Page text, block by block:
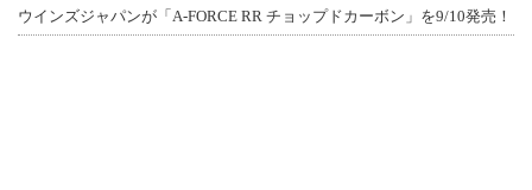
ウインズジャパンが「A-FORCE RR チョップドカーボン」を9/10発売！